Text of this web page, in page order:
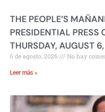
THE PEOPLE’S
PRESIDENTIAL PRESS
THURSDAY, AUGUST
6 de agosto, 2026 No hay
Leer más »